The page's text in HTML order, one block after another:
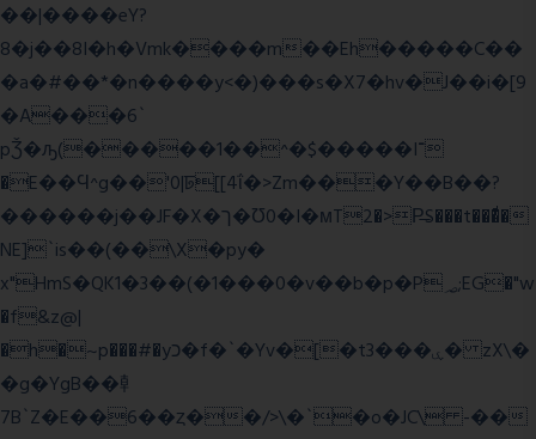
��|����eY?
8�j��8I�h�Vmk����m��Eh�����C��
�a�#��*�n����y<�)���s�X7�hv�J��i�[9
�A���6`
pǮ�ԡ(�����1��^�$�����I־
�E��Ϥ^g��'0|ꠓ[[4ΐ�>Zm���Y��B��?
������j��JF�X�ך�Ʊ0�I�мT2�>P̶S���t���ͩ�
NE]`is��(��\X�py�
x"HmS�QK1�3��(�1���0�v��b�p�P؃;EG�"w
�f&z@|
�h�~p���#�yכ�f�`�Yv�[�t3���ۑ� zX\�
�g�YgB��龺
7B`Z�E��6��ȥ��/>\�`�o�JC\ -��